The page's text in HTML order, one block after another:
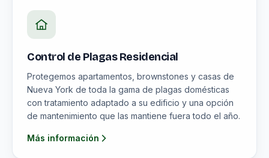
Control de Plagas Residencial
Protegemos apartamentos, brownstones y casas de
Nueva York de toda la gama de plagas domésticas
con tratamiento adaptado a su edificio y una opción
de mantenimiento que las mantiene fuera todo el año.
Más información